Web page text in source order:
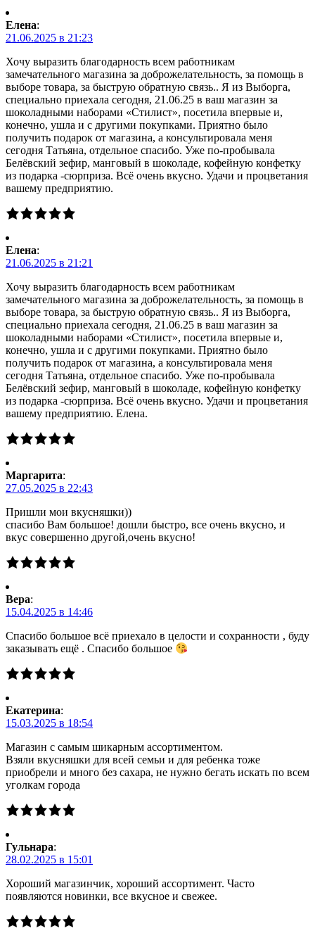
Елена:
21.06.2025 в 21:23
Хочу выразить благодарность всем работникам
замечательного магазина за доброжелательность, за помощь в
выборе товара, за быструю обратную связь.. Я из Выборга,
специально приехала сегодня, 21.06.25 в ваш магазин за
шоколадными наборами «Стилист», посетила впервые и,
конечно, ушла и с другими покупками. Приятно было
получить подарок от магазина, а консультировала меня
сегодня Татьяна, отдельное спасибо. Уже по-пробывала
Белёвский зефир, манговый в шоколаде, кофейную конфетку
из подарка -сюрприза. Всё очень вкусно. Удачи и процветания
вашему предприятию.
Елена:
21.06.2025 в 21:21
Хочу выразить благодарность всем работникам
замечательного магазина за доброжелательность, за помощь в
выборе товара, за быструю обратную связь.. Я из Выборга,
специально приехала сегодня, 21.06.25 в ваш магазин за
шоколадными наборами «Стилист», посетила впервые и,
конечно, ушла и с другими покупками. Приятно было
получить подарок от магазина, а консультировала меня
сегодня Татьяна, отдельное спасибо. Уже по-пробывала
Белёвский зефир, манговый в шоколаде, кофейную конфетку
из подарка -сюрприза. Всё очень вкусно. Удачи и процветания
вашему предприятию. Елена.
Маргарита:
27.05.2025 в 22:43
Пришли мои вкусняшки))
спасибо Вам большое! дошли быстро, все очень вкусно, и
вкус совершенно другой,очень вкусно!
Вера:
15.04.2025 в 14:46
Спасибо большое всё приехало в целости и сохранности , буду
заказывать ещё . Спасибо большое
Екатерина:
15.03.2025 в 18:54
Магазин с самым шикарным ассортиментом.
Взяли вкусняшки для всей семьи и для ребенка тоже
приобрели и много без сахара, не нужно бегать искать по всем
уголкам города
Гульнара:
28.02.2025 в 15:01
Хороший магазинчик, хороший ассортимент. Часто
появляются новинки, все вкусное и свежее.